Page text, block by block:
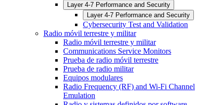
Layer 4-7 Performance and Security
Layer 4-7 Performance and Security
Cybersecurity Test and Validation
Radio móvil terrestre y militar
Radio móvil terrestre y militar
Communications Service Monitors
Prueba de radio móvil terrestre
Prueba de radio militar
Equipos modulares
Radio Frequency (RF) and Wi-Fi Channel
Emulation